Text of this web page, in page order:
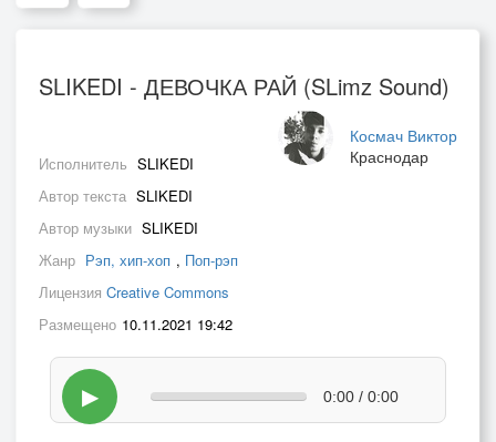
SLIKEDI - ДЕВОЧКА РАЙ (SLimz Sound)
Космач Виктор
Краснодар
Исполнитель SLIKEDI
Автор текста SLIKEDI
Автор музыки SLIKEDI
Жанр Рэп, хип-хоп , Поп-рэп
Лицензия Creative Commons
Размещено 10.11.2021 19:42
▶ 0:00 / 0:00